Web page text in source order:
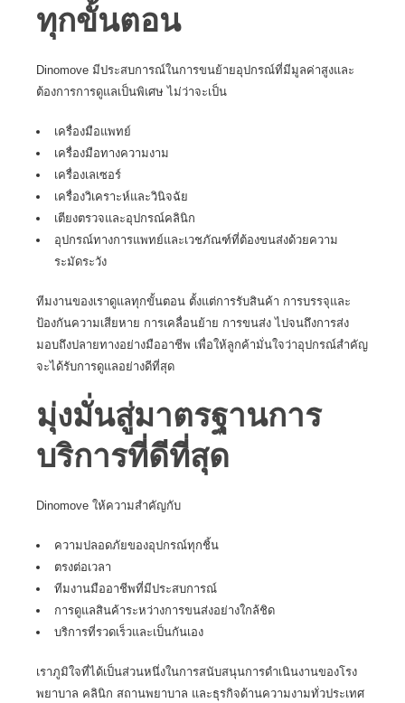
ทุกขั้นตอน
Dinomove มีประสบการณ์ในการขนย้ายอุปกรณ์ที่มีมูลค่าสูงและ
ต้องการการดูแลเป็นพิเศษ ไม่ว่าจะเป็น
เครื่องมือแพทย์
เครื่องมือทางความงาม
เครื่องเลเซอร์
เครื่องวิเคราะห์และวินิจฉัย
เตียงตรวจและอุปกรณ์คลินิก
อุปกรณ์ทางการแพทย์และเวชภัณฑ์ที่ต้องขนส่งด้วยความ
ระมัดระวัง
ทีมงานของเราดูแลทุกขั้นตอน ตั้งแต่การรับสินค้า การบรรจุและ
ป้องกันความเสียหาย การเคลื่อนย้าย การขนส่ง ไปจนถึงการส่ง
มอบถึงปลายทางอย่างมืออาชีพ เพื่อให้ลูกค้ามั่นใจว่าอุปกรณ์สำคัญ
จะได้รับการดูแลอย่างดีที่สุด
มุ่งมั่นสู่มาตรฐานการ
บริการที่ดีที่สุด
Dinomove ให้ความสำคัญกับ
ความปลอดภัยของอุปกรณ์ทุกชิ้น
ตรงต่อเวลา
ทีมงานมืออาชีพที่มีประสบการณ์
การดูแลสินค้าระหว่างการขนส่งอย่างใกล้ชิด
บริการที่รวดเร็วและเป็นกันเอง
เราภูมิใจที่ได้เป็นส่วนหนึ่งในการสนับสนุนการดำเนินงานของโรง
พยาบาล คลินิก สถานพยาบาล และธุรกิจด้านความงามทั่วประเทศ